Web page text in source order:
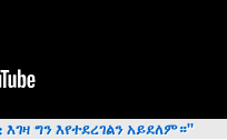
ግን እየተደረገልን አይደለም።"